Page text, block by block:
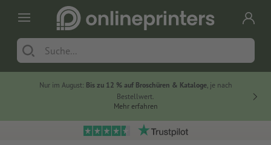
Nur im August: Bis zu 12 % auf Broschüren & Kataloge, je nach
Bestellwert.
Mehr erfahren